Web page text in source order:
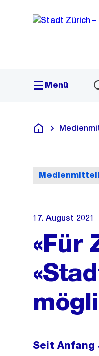
Navigation
Sprunglink
Menü
Deutsch
17. August 2021
«Für
Seit Anfang